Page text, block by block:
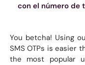
con el número de
You betcha! Using
SMS OTPs is easier
the most popular